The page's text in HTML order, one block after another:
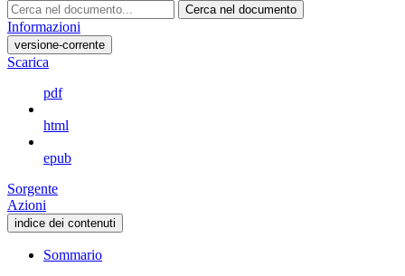
Cerca nel documento
Informazioni
versione-corrente
Scarica
pdf
html
epub
Sorgente
Azioni
indice dei contenuti
Sommario